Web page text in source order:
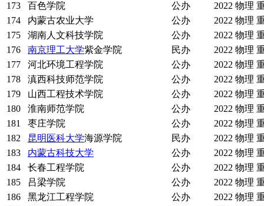
173
百色学院 公办 2022 物理
174
内蒙古农业大学 公办 2022 物理
175
湖南人文科技学院 公办 2022 物理
176
南京理工大学紫金学院 民办 2022 物理
177
河北环境工程学院 公办 2022 物理
178
滇西科技师范学院 公办 2022 物理
179
山西工程技术学院 公办 2022 物理
180
淮南师范学院 公办 2022 物理
181
枣庄学院 公办 2022 物理
182
昆明医科大学海源学院 民办 2022 物理
183
内蒙古科技大学 公办 2022 物理
184
长春工程学院 公办 2022 物理
185
吕梁学院 公办 2022 物理
186
黑龙江工程学院 公办 2022 物理